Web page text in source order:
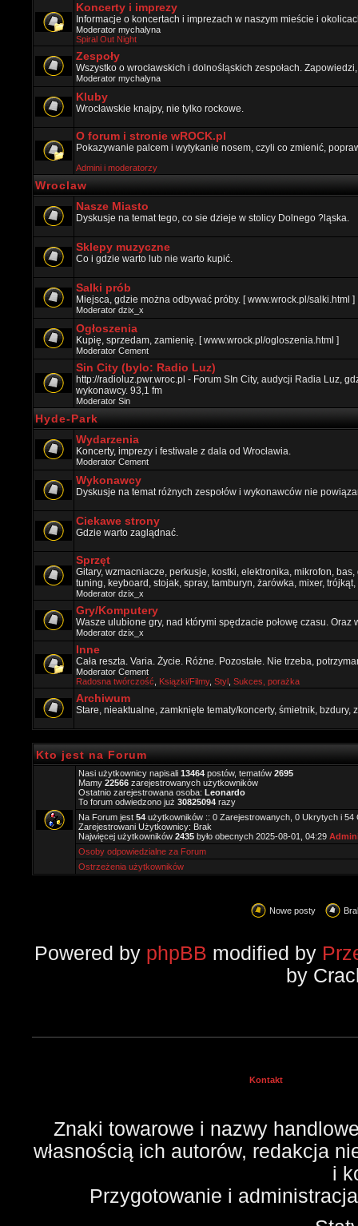
Koncerty i imprezy
Informacje o koncertach i imprezach w naszym mieście i
Moderator mychalyna
Spiral Out Night
Zespoły
Wszystko o wrocławskich i dolnośląskich zespołach.
Moderator mychalyna
Kluby
Wrocławskie knajpy, nie tylko rockowe.
O forum i stronie wROCK.pl
Pokazywanie palcem i wytykanie nosem, czyli co zmienić,
Admini i moderatorzy
Wroclaw
Nasze Miasto
Dyskusje na temat tego, co sie dzieje w stolicy Dolnego ?ląska.
Sklepy muzyczne
Co i gdzie warto lub nie warto kupić.
Salki prób
Miejsca, gdzie można odbywać próby. [ www.wrock.pl/salki.html ]
Moderator dzix_x
Ogłoszenia
Kupię, sprzedam, zamienię. [ www.wrock.pl/ogloszenia.html ]
Moderator Cement
Sin City (bylo: Radio Luz)
http://radioluz.pwr.wroc.pl - Forum SIn City, audycji Radia Luz,
wykonawcy. 93,1 fm
Moderator Sin
Hyde-Park
Wydarzenia
Koncerty, imprezy i festiwale z dala od Wrocławia.
Moderator Cement
Wykonawcy
Dyskusje na temat różnych zespołów i wykonawców nie
Ciekawe strony
Gdzie warto zaglądnać.
Sprzęt
Gitary, wzmacniacze, perkusje, kostki, elektronika, mikrofon,
tuning, keyboard, stojak, spray, tamburyn, żarówka, mixer, trójkąt,
Moderator dzix_x
Gry/Komputery
Wasze ulubione gry, nad którymi spędzacie połowę czasu.
Moderator dzix_x
Inne
Cała reszta. Varia. Życie. Różne. Pozostałe. Nie trzeba,
Moderator Cement
Radosna twórczość
Ksiązki/Filmy, Styl Sukces, porażka
Archiwum
Stare, nieaktualne, zamknięte tematy/koncerty, śmietnik, bzdury,
Kto jest na Forum
Nasi użytkownicy napisali 13464 postów, tematów 2695
Mamy 22566 zarejestrowanych użytkowników
Ostatnio zarejestrowana osoba: Leonardo
To forum odwiedzono już 30825094 razy
Na Forum jest 54 użytkowników :: 0 Zarejestrowanych, 0 Ukrytych i 54
Zarejestrowani Użytkownicy: Brak
Najwięcej użytkowników 2435 było obecnych 2025-08-01, 04:29
Osoby odpowiedzialne za Forum
Ostrzeżenia użytkowników
Nowe posty
Powered by phpBB modified by
by
Kontakt
Znaki towarowe i nazwy
własnością ich autorów, redakcja
i
Przygotowanie i